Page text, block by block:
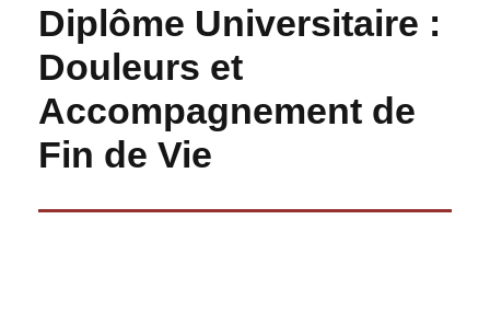
Diplôme Universitaire :
Douleurs et
Accompagnement de
Fin de Vie